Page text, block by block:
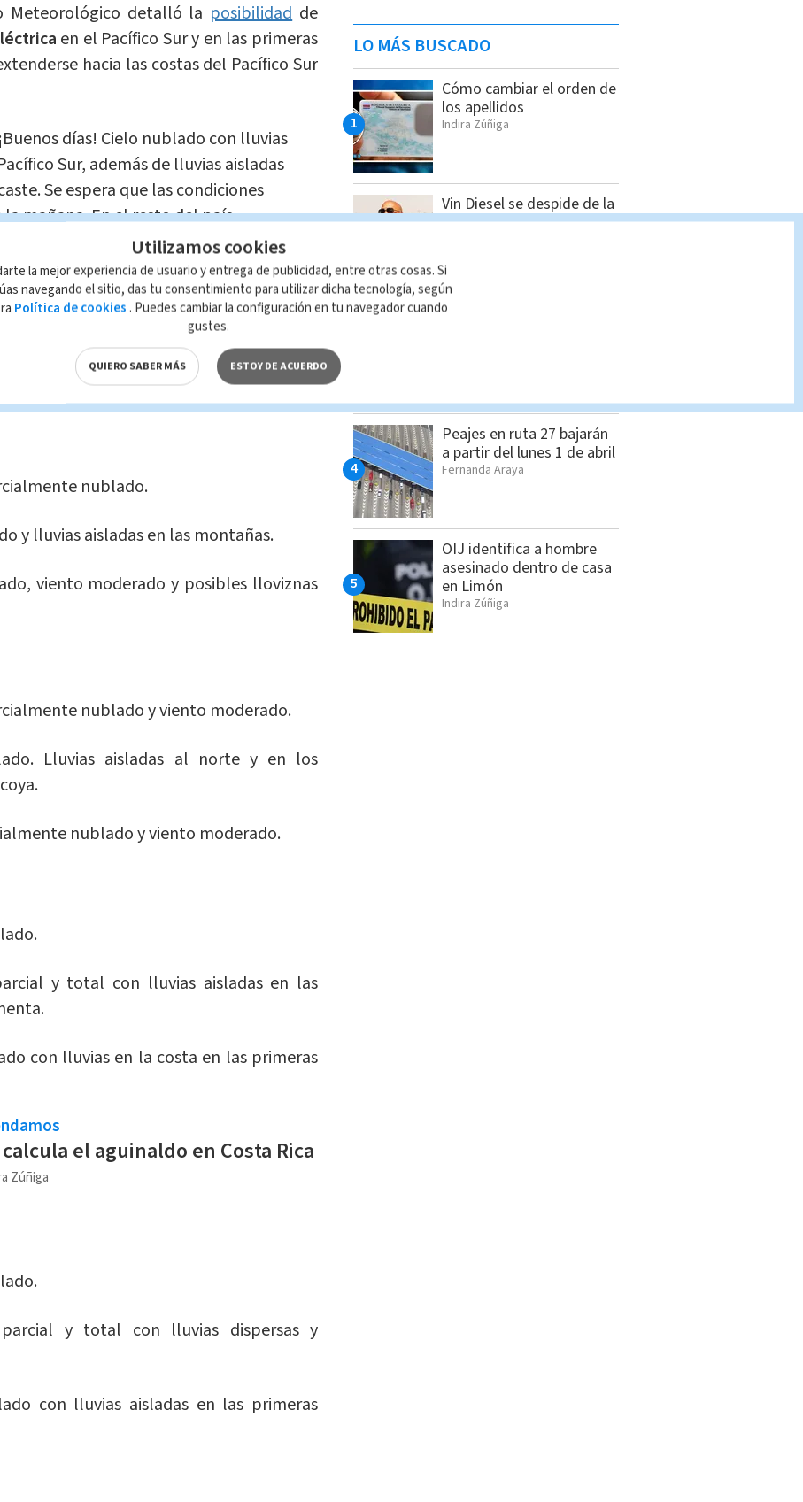
detalló la posibilidad de
en el Pacífico Sur y en las primeras
hacia las costas del Pacífico Sur
días! Cielo nublado con lluvias
Sur, además de lluvias aisladas
Se espera que las condiciones
mañana. En el resto del país
JKxi2PYShT
November 21, 2024
para cada región?
en cada región Costarricense:
nublado.
y lluvias aisladas en las montañas.
viento moderado y posibles lloviznas
nublado y viento moderado.
Lluvias aisladas al norte y en los
nublado y viento moderado.
y total con lluvias aisladas en las
con lluvias en la costa en las primeras
el aguinaldo en Costa Rica
Zúñiga
y total con lluvias dispersas y
con lluvias aisladas en las primeras
LO MÁS BUSCADO
Cómo cambiar el orden de
los apellidos
Indira Zúñiga
Vin Diesel se despide de la
saga ‘Rápidos y Furiosos’
Adulto mayor asesina a su
Peajes en ruta 27 bajarán
a partir del lunes 1 de abril
Fernanda Araya
OIJ identifica a hombre
asesinado dentro de casa
en Limón
Indira Zúñiga
Utilizamos cookies
la mejor experiencia de usuario y entrega de publicidad, entre otras cosas. Si
navegando el sitio, das tu consentimiento para utilizar dicha tecnología, según
Política de cookies . Puedes cambiar la configuración en tu navegador cuando
gustes.
QUIERO SABER MÁS ESTOY DE ACUERDO